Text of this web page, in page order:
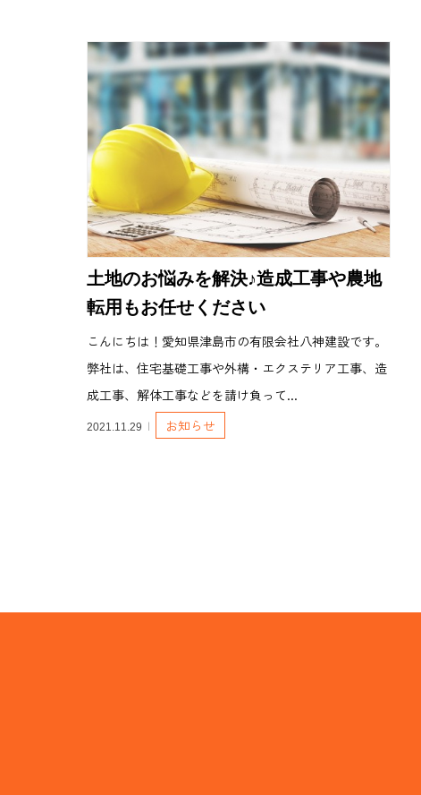
土地のお悩みを解決♪造成工事や農地
転用もお任せください
こんにちは！愛知県津島市の有限会社八神建設です。
弊社は、住宅基礎工事や外構・エクステリア工事、造
成工事、解体工事などを請け負って...
2021.11.29 お知らせ